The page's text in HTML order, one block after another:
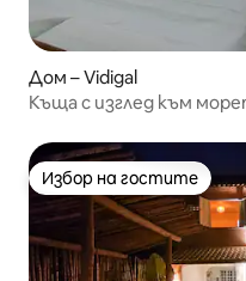
Дом – Vidigal
Къща с изглед към
Избор на гостите
Избор на гостите